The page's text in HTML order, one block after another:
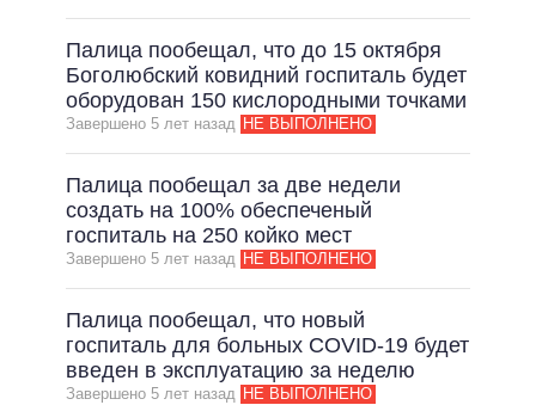
Палица пообещал, что до 15 октября
Боголюбский ковидний госпиталь будет
оборудован 150 кислородными точками
Завершено 5 лет назад НЕ ВЫПОЛНЕНО
Палица пообещал за две недели
создать на 100% обеспеченый
госпиталь на 250 койко мест
Завершено 5 лет назад НЕ ВЫПОЛНЕНО
Палица пообещал, что новый
госпиталь для больных COVID-19 будет
введен в эксплуатацию за неделю
Завершено 5 лет назад НЕ ВЫПОЛНЕНО